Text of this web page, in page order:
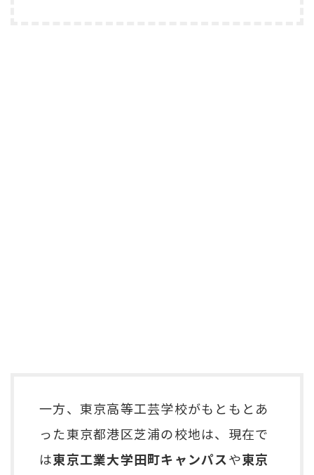
一方、東京高等工芸学校がもともとあ
った東京都港区芝浦の校地は、現在で
は東京工業大学田町キャンパスや東京